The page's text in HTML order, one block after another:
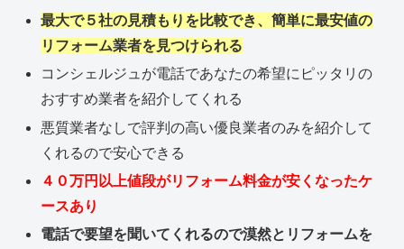
最大で５社の見積もりを比較でき、簡単に最安値の
リフォーム業者を見つけられる
コンシェルジュが電話であなたの希望にピッタリの
おすすめ業者を紹介してくれる
悪質業者なしで評判の高い優良業者のみを紹介して
くれるので安心できる
４０万円以上値段がリフォーム料金が安くなったケ
ースあり
電話で要望を聞いてくれるので漠然とリフォームを